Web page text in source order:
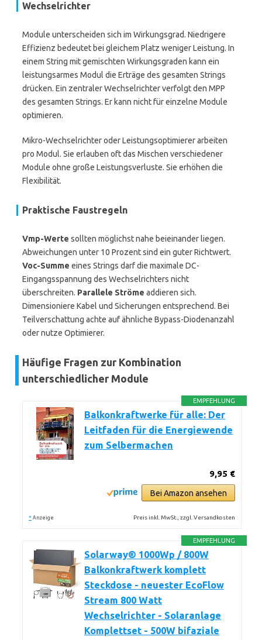
Wechselrichter
Module unterscheiden sich im Wirkungsgrad. Niedrigere
Effizienz bedeutet bei gleichem Platz weniger Leistung. In
einem String mit gemischten Wirkungsgraden kann ein
leistungsarmes Modul die Erträge des gesamten Strings
drücken. Ein zentraler Wechselrichter verfolgt den MPP
des gesamten Strings. Er kann nicht für einzelne Module
optimieren.
Mikro-Wechselrichter oder Leistungsoptimierer arbeiten
pro Modul. Sie erlauben oft das Mischen verschiedener
Module ohne große Leistungsverluste. Sie erhöhen die
Flexibilität.
Praktische Faustregeln
Vmp-Werte sollten möglichst nahe beieinander liegen.
Abweichungen unter 10 Prozent sind ein guter Richtwert.
Voc-Summe eines Strings darf die maximale DC-
Eingangsspannung des Wechselrichters nicht
überschreiten. Parallele Ströme addieren sich.
Dimensioniere Kabel und Sicherungen entsprechend. Bei
Teilverschattung achte auf ähnliche Bypass-Diodenanzahl
oder nutze Optimierer.
Häufige Fragen zur Kombination
unterschiedlicher Module
EMPFEHLUNG
Balkonkraftwerke für alle: Der
Leitfaden für die Energiewende
zum Selbermachen
9,95 €
Bei Amazon ansehen
* Anzeige Preis inkl. MwSt., zzgl. Versandkosten
EMPFEHLUNG
Solarway® 1000Wp / 800W
Balkonkraftwerk komplett
Steckdose - neuester EcoFlow
Stream 800 Watt
Wechselrichter - Solaranlage
Komplettset - 500W bifaziale